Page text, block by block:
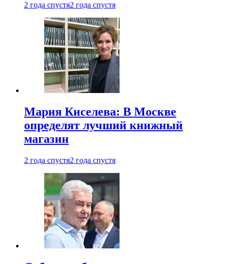
2 года спустя2 года спустя
Мария Киселева: В Москве
определят лучший книжный
магазин
2 года спустя2 года спустя